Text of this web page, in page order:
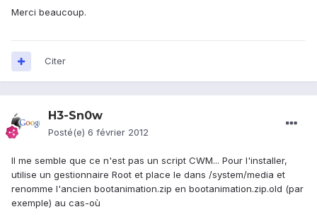
Merci beaucoup.
Citer
H3-Sn0w
Posté(e) 6 février 2012
Il me semble que ce n'est pas un script CWM... Pour l'installer,
utilise un gestionnaire Root et place le dans /system/media et
renomme l'ancien bootanimation.zip en bootanimation.zip.old (par
exemple) au cas-où